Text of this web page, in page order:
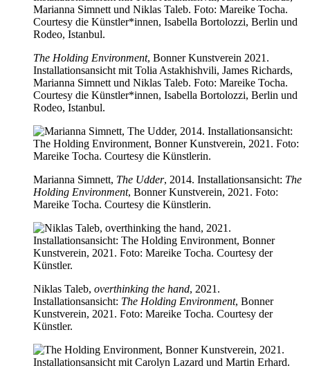
The Holding Environment, Bonner Kunstverein 2021.
Installationsansicht mit Tolia Astakhishvili, James Richards,
Marianna Simnett und Niklas Taleb. Foto: Mareike Tocha.
Courtesy die Künstler*innen, Isabella Bortolozzi, Berlin und
Rodeo, Istanbul.
Marianna Simnett, The Udder, 2014. Installationsansicht: The
Holding Environment, Bonner Kunstverein, 2021. Foto:
Mareike Tocha. Courtesy die Künstlerin.
Niklas Taleb, overthinking the hand, 2021.
Installationsansicht: The Holding Environment, Bonner
Kunstverein, 2021. Foto: Mareike Tocha. Courtesy der
Künstler.